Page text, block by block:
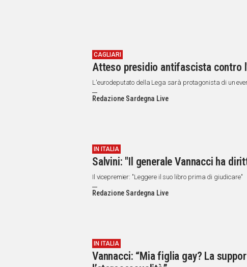
CAGLIARI
Atteso presidio antifascista contro
L'eurodeputato della Lega sarà protagonista di un
Redazione Sardegna Live
IN ITALIA
Salvini: "Il generale Vannacci ha
Il vicepremier: "Leggere il suo libro prima di giudicare"
Redazione Sardegna Live
IN ITALIA
Vannacci: “Mia figlia gay? La